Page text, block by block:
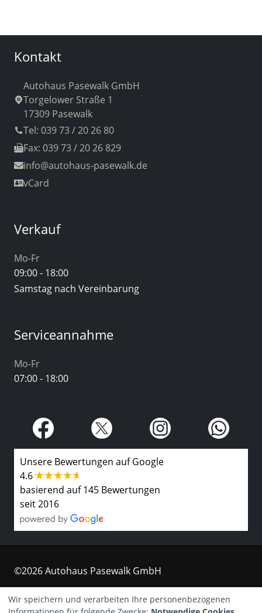
Kontakt
Autohaus Pasewalk GmbH
Torgelower Straße 1
17309 Pasewalk
Tel: 039 73 / 20 26 80
Fax: 039 73 / 20 26 829
info@autohaus-pasewalk.de
vCard
Verkauf
Mo-Fr
09:00 - 18:00
Samstag nach Vereinbarung
Serviceannahme
Mo-Fr
07:00 - 18:00
Unsere Bewertungen auf Google
4.6
basierend auf 145 Bewertungen
seit 2016
©2026 Autohaus Pasewalk GmbH
Kontakt
Wir speichern und verarbeiten Ihre personenbezogenen